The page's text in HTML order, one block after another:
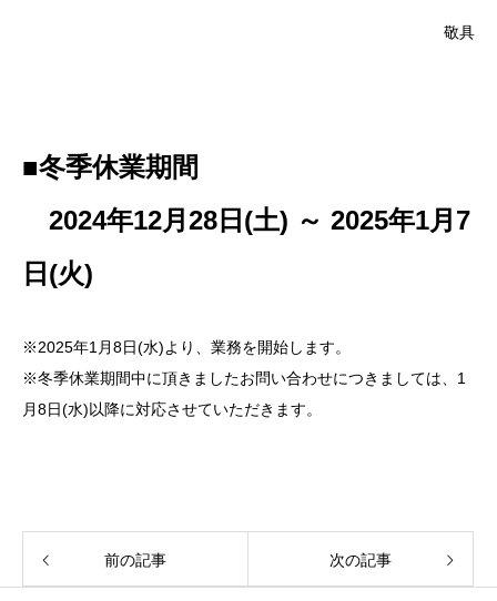
敬具
■冬季休業期間
2024年12月28日(土) ～ 2025年1月7
日(火)
※2025年1月8日(水)より、業務を開始します。
※冬季休業期間中に頂きましたお問い合わせにつきましては、1
月8日(水)以降に対応させていただきます。
前の記事 次の記事